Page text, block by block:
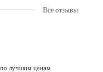
Все отзывы
по лучшим ценам